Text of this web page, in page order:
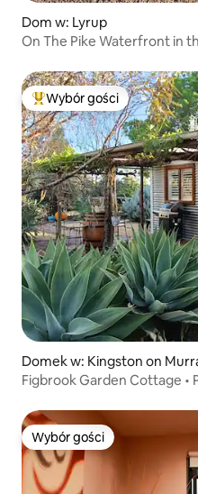
Dom w: Lyrup
On The Pike Waterfront in
Najpopularniejsze z
Wybór gości
Domek w: Kingston on
Figbrook Garden Cottage •
Wybór gości
Wybór gości